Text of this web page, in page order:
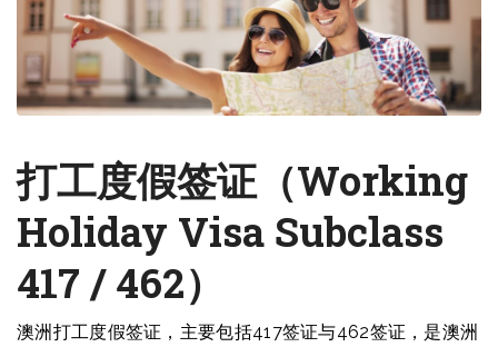
打工度假签证（Working
Holiday Visa Subclass
417 / 462）
澳洲打工度假签证，主要包括417签证与462签证，是澳洲